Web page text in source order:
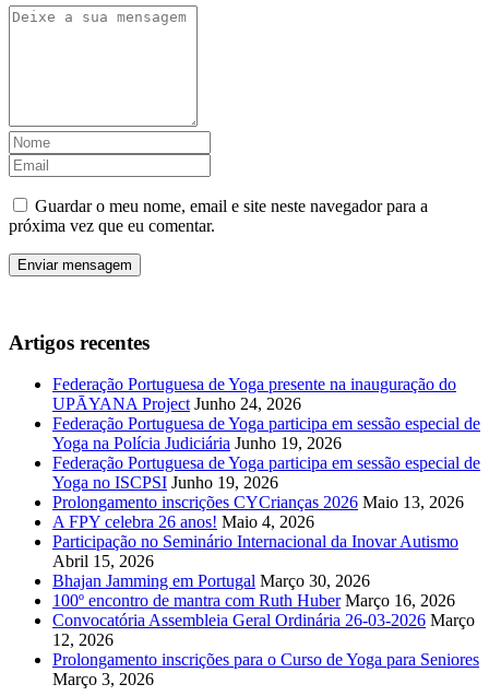
Guardar o meu nome, email e site neste navegador para a
próxima vez que eu comentar.
Artigos recentes
Federação Portuguesa de Yoga presente na inauguração do
UPĀYANA Project Junho 24, 2026
Federação Portuguesa de Yoga participa em sessão especial de
Yoga na Polícia Judiciária Junho 19, 2026
Federação Portuguesa de Yoga participa em sessão especial de
Yoga no ISCPSI Junho 19, 2026
Prolongamento inscrições CYCrianças 2026 Maio 13, 2026
A FPY celebra 26 anos! Maio 4, 2026
Participação no Seminário Internacional da Inovar Autismo
Abril 15, 2026
Bhajan Jamming em Portugal Março 30, 2026
100º encontro de mantra com Ruth Huber Março 16, 2026
Convocatória Assembleia Geral Ordinária 26-03-2026 Março
12, 2026
Prolongamento inscrições para o Curso de Yoga para Seniores
Março 3, 2026